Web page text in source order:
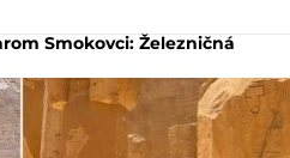
Smokovci: Železničná